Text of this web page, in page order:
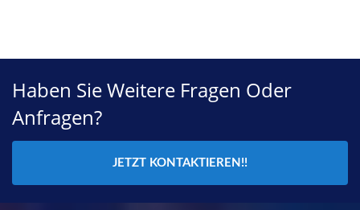
Haben Sie Weitere Fragen Oder
Anfragen?
JETZT KONTAKTIEREN!!